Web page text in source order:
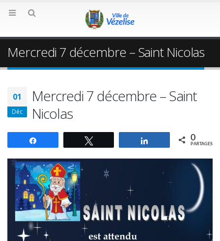
Mercredi 7 décembre – Saint Nicolas
01
Déc
Mercredi 7 décembre – Saint
Nicolas
Partagez 0
PARTAGES